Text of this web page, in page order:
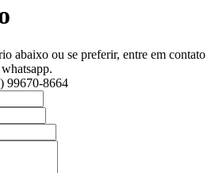
abaixo ou se preferir, entre em contato
99670-8664